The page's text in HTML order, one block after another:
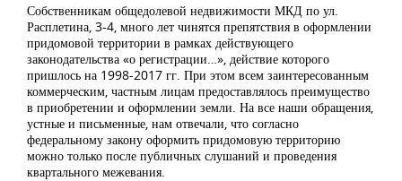
Собственникам общедолевой недвижимости МКД по ул.
Расплетина, 3-4, много лет чинятся препятствия в оформлении
придомовой территории в рамках действующего
законодательства «о регистрации…», действие которого
пришлось на 1998-2017 гг. При этом всем заинтересованным
коммерческим, частным лицам предоставлялось преимущество
в приобретении и оформлении земли. На все наши обращения,
устные и письменные, нам отвечали, что согласно
федеральному закону оформить придомовую территорию
можно только после публичных слушаний и проведения
квартального межевания.